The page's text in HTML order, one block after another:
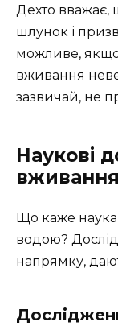
Дехто вважає,
шлунок і
можливе, якщо
вживання
зазвичай, не
Наукові
вживання
Що каже наука
водою?
напрямку,